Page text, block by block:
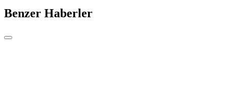
Benzer Haberler